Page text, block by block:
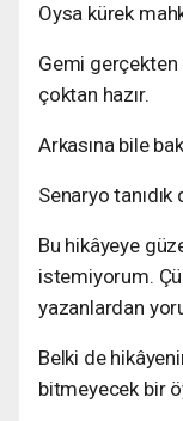
Oysa kürek
Gemi gerçekten
çoktan hazır.
Arkasına bile
Senaryo
Bu hikâyeye
istemiyorum.
yazanlardan
Belki de
bitmeyecek bir